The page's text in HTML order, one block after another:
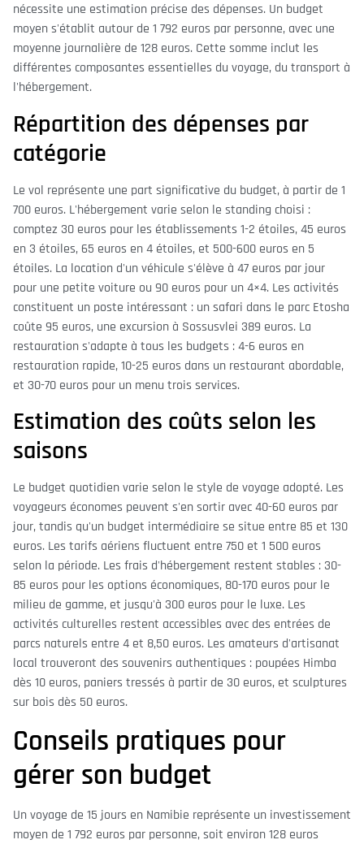
nécessite une estimation précise des dépenses. Un budget
moyen s'établit autour de 1 792 euros par personne, avec une
moyenne journalière de 128 euros. Cette somme inclut les
différentes composantes essentielles du voyage, du transport à
l'hébergement.
Répartition des dépenses par
catégorie
Le vol représente une part significative du budget, à partir de 1
700 euros. L'hébergement varie selon le standing choisi :
comptez 30 euros pour les établissements 1-2 étoiles, 45 euros
en 3 étoiles, 65 euros en 4 étoiles, et 500-600 euros en 5
étoiles. La location d'un véhicule s'élève à 47 euros par jour
pour une petite voiture ou 90 euros pour un 4×4. Les activités
constituent un poste intéressant : un safari dans le parc Etosha
coûte 95 euros, une excursion à Sossusvlei 389 euros. La
restauration s'adapte à tous les budgets : 4-6 euros en
restauration rapide, 10-25 euros dans un restaurant abordable,
et 30-70 euros pour un menu trois services.
Estimation des coûts selon les
saisons
Le budget quotidien varie selon le style de voyage adopté. Les
voyageurs économes peuvent s'en sortir avec 40-60 euros par
jour, tandis qu'un budget intermédiaire se situe entre 85 et 130
euros. Les tarifs aériens fluctuent entre 750 et 1 500 euros
selon la période. Les frais d'hébergement restent stables : 30-
85 euros pour les options économiques, 80-170 euros pour le
milieu de gamme, et jusqu'à 300 euros pour le luxe. Les
activités culturelles restent accessibles avec des entrées de
parcs naturels entre 4 et 8,50 euros. Les amateurs d'artisanat
local trouveront des souvenirs authentiques : poupées Himba
dès 10 euros, paniers tressés à partir de 30 euros, et sculptures
sur bois dès 50 euros.
Conseils pratiques pour
gérer son budget
Un voyage de 15 jours en Namibie représente un investissement
moyen de 1 792 euros par personne, soit environ 128 euros